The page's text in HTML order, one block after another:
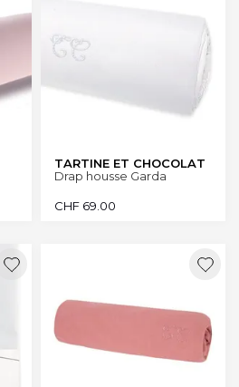
TARTINE ET CHOCOLAT
Drap housse Garda
CHF 69.00